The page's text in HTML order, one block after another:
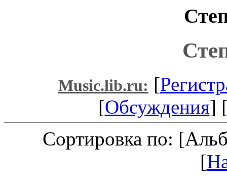
Music.lib.ru: [
[Обсуждения]
Сортировка по:
[